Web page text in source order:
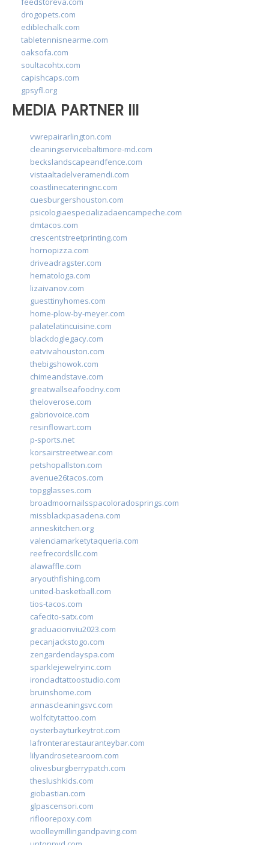
drogopets.com
ediblechalk.com
tabletennisnearme.com
oaksofa.com
soultacohtx.com
capishcaps.com
gpsyfl.org
MEDIA PARTNER III
vwrepairarlington.com
cleaningservicebaltimore-md.com
beckslandscapeandfence.com
vistaaltadelveramendi.com
coastlinecateringnc.com
cuesburgershouston.com
psicologiaespecializadaencampeche.com
dmtacos.com
crescentstreetprinting.com
hornopizza.com
driveadragster.com
hematologa.com
lizaivanov.com
guesttinyhomes.com
home-plow-by-meyer.com
palatelatincuisine.com
blackdoglegacy.com
eatvivahouston.com
thebigshowok.com
chimeandstave.com
greatwallseafoodny.com
theloverose.com
gabriovoice.com
resinflowart.com
p-sports.net
korsairstreetwear.com
petshopallston.com
avenue26tacos.com
topgglasses.com
broadmoornailsspacoloradosprings.com
missblackpasadena.com
anneskitchen.org
valenciamarketytaqueria.com
reefrecordsllc.com
alawaffle.com
aryouthfishing.com
united-basketball.com
tios-tacos.com
cafecito-satx.com
graduacionviu2023.com
pecanjackstogo.com
zengardendayspa.com
sparklejewelryinc.com
ironcladtattoostudio.com
bruinshome.com
annascleaningsvc.com
wolfcitytattoo.com
oysterbayturkeytrot.com
lafronterarestauranteybar.com
lilyandrosetearoom.com
olivesburgberrypatch.com
theslushkids.com
giobastian.com
glpascensori.com
rifloorepoxy.com
woolleymillingandpaving.com